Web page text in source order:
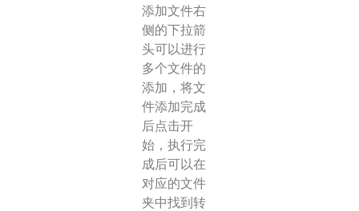
添加文件右
侧的下拉箭
头可以进行
多个文件的
添加，将文
件添加完成
后点击开
始，执行完
成后可以在
对应的文件
夹中找到转